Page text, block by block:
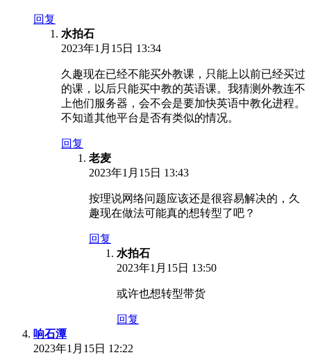
回复
水拍石
2023年1月15日 13:34
久趣现在已经不能买外教课，只能上以前已经买过
的课，以后只能买中教的英语课。我猜测外教连不
上他们服务器，会不会是要加快英语中教化进程。
不知道其他平台是否有类似的情况。
回复
老麦
2023年1月15日 13:43
按理说网络问题应该还是很容易解决的，久
趣现在做法可能真的想转型了吧？
回复
水拍石
2023年1月15日 13:50
或许也想转型带货
回复
响石潭
2023年1月15日 12:22